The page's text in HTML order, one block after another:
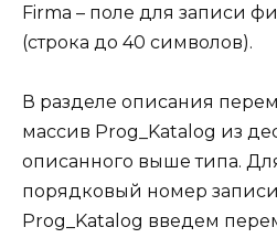
Firma – поле для записи
(строка до 40 символов).
В разделе описания
массив Prog_Katalog из
описанного выше типа.
порядковый номер
Prog_Katalog введем